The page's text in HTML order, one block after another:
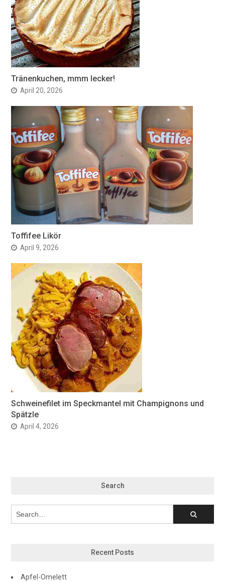
Tränenkuchen, mmm lecker!
April 20, 2026
Toffifee Likör
April 9, 2026
Schweinefilet im Speckmantel mit Champignons und
Spätzle
April 4, 2026
Search
Recent Posts
Apfel-Omelett